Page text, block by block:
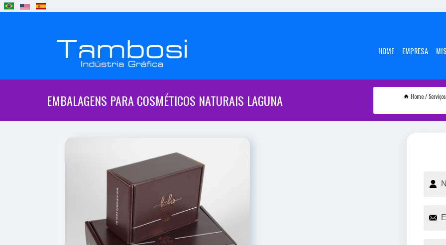
HOME EMPRESA
EMBALAGENS PARA COSMÉTICOS NATURAIS LAGUNA Home Serviços